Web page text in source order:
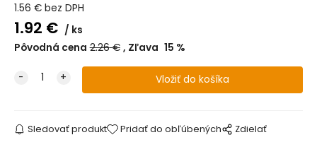
1.56 € bez DPH
1.92 €
ks
Pôvodná cena 2.26€ Zľava 15 %
Sledovať produkt Pridať do obľúbených Zdielať